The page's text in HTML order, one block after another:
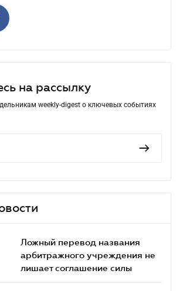
на рассылку
weekly-digest о ключевых событиях
Ложный перевод названия
арбитражного учреждения не
лишает соглашение силы